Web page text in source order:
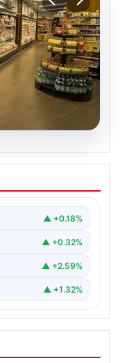
ayı
▲ +0.18%
▲ +0.32%
▲ +2.59%
▲ +1.32%